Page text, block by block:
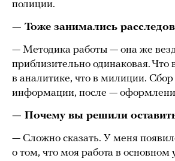
полиции.
— Тоже занимались
— Методика работы — она же
приблизительно одинаковая. Что
в аналитике, что в милиции. Сбор
информации, после —
— Почему вы решили
— Сложно сказать. У меня
о том, что моя работа в основном